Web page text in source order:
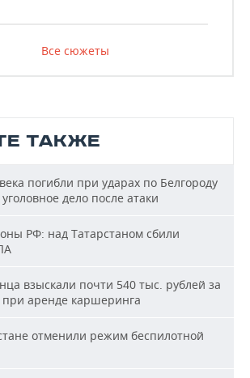
Все сюжеты
ТАКЖЕ
погибли при ударах по Белгороду
дело после атаки
РФ: над Татарстаном сбили
взыскали почти 540 тыс. рублей за
аренде каршеринга
отменили режим беспилотной